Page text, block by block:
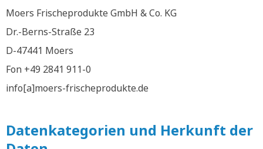
Moers Frischeprodukte GmbH & Co. KG
Dr.-Berns-Straße 23
D-47441 Moers
Fon +49 2841 911-0
info[a]moers-frischeprodukte.de
Datenkategorien und Herkunft der